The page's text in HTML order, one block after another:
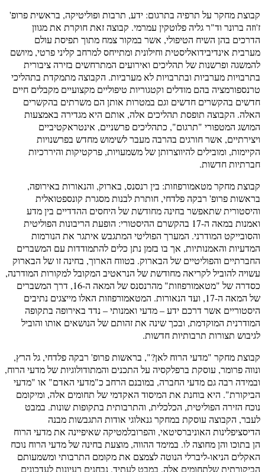
קבוצת מחקר על תרפיה בתרגום: ידע, תרבות ופוליטיקה, בראשית פרופ'
ז'וזה ברונר וד"ר גליה פלוטקין עמרמי. קבוצה זאת חוקרת את מגוון
הדרכים בהן השיח הטיפולי, אשר במקור צמח מתוך תפיסת עולם
מערבית אינדיבידואליסטית וחילונית ומתייחס למרחב קליני פרטי, מיושם
להמשגה ופרשנות של תהליכים ואירועים המתרחשים בזירה ציבורית
בתרבויות מערביות ובתרבויות לא מערביות. הקבוצה מתמקדת בתהליכי
טרנספורמציה בהם מודלים וקטגוריות טיפוליים מקצועיים מקבלים חיים
חדשים בהקשרים חדשים וגם במטרות אותן הם משרתים בהקשרים
האלה. הקבוצה תופסת תהליכים אלה, אותם היא מגדירה באמצעות
המושג המטפורי "תרגום", כתהליכים פרשניים, אינטראקטיביים
ויצירתיים, אשר חורגים בהרבה מעבר לשימוש מחדש בפרשנויות
הקיימות, ומובילים להיווצרותן של משמעויות, פרקטיקות והיררכיות
חברתיות חדשות.
קבוצת מחקר מטאמורפוזות: בין רנסנס, בארוק, והנאורות באירופה,
בראשות פרופ' רבקה פלדחי, חותרת לבנות מסגרת קונספטואלית
והיסטורית שתאפשר בחינה מחודשת של היחסים ההדדיים בין מדע
ואמנות במאה ה-17 בהקשרם ההיסטורי: הופעת הריבונות הפוליטית
והסובייקט המודרני. המערך הפוליטי המתגבש איתגר את הנורמות
המדעיות והאמנותיות, אך בו בזמן נתן כלים להתמודדות עם המשברים
החברתיים והפוליטיים של הבארוק. בטווח הארוך, בחינה זו של הבארוק
עשויה להוביל לקריאה מחודשת של הנראטיב המקובל למקורות המודרנה,
כסדרה של "מטאמורפוזות" מהרנסנס של המאה ה-16, דרך המשברים
של המאה ה-17, ועד הנאורות. המטאמורפוזות האלו מייצגים נתיבים
היסטוריים אשר דרכם ידע – מדעי ואמנותי – נדד באירופה בתקופה
המודרנית המוקדמת, ובכך שינה את זהותם של הנושאים אותו והוביל
לגיבוש תצורות תרבותיות חדשות.
קבוצת מחקר "מדעי הרוח לאן?", בראשות פרופ' רבקה פלדחי, גל הרץ,
ונווה פרומר, עוסקת ברפלקסיה על התכנים והמתודולוגיות של מדעי הרוח,
ובמידה רבה גם מדעי החברה, במובנם הרחב כ"מדעי האדם" או "מדעי
הביקורת". היא בוחנת את המיסוד האקדמי של תחומים אלה, ומיקומם
נוכח הזירה הפוליטית, הכלכלית, והתרבותית בתקופות שונות. במבט
לעבר, הקבוצה עוסקת במחקר גנאלוגי אודות התגבשות מבנה
הדיסציפלינות האוניברסיטאי, והפרובלמטיקה שאיפיינה את מדעי הרוח
הן בתוכו והן מחוצה לו. במימד ההווה, מוצעת בחינה של מדעי הרוח נוכח
האקלים הניאו-ליברלי הנוטה לצמצם את מקומם התרבותי ומשמעותם
הביקורתית שלתחומים אלה. במבט לעתיד, נבחנים רעיונות לעדכונים